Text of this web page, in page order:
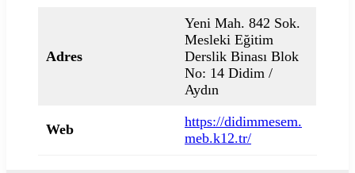
Adres
Yeni Mah. 842 Sok.
Mesleki Eğitim
Derslik Binası Blok
No: 14 Didim /
Aydın
Web
https://didimmesem.
meb.k12.tr/